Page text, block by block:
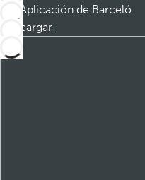
Aplicación de Barceló
Descargar